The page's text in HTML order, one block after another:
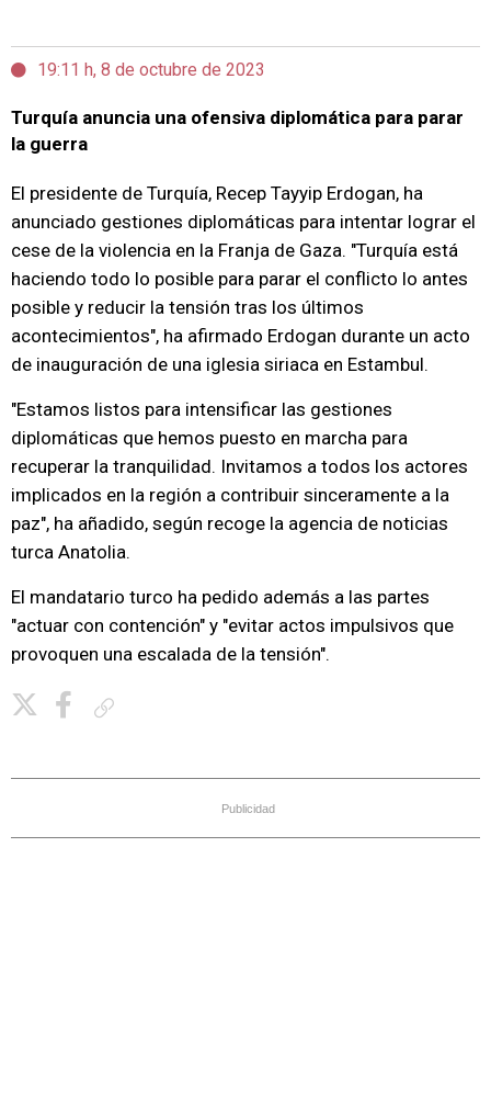
19:11 h, 8 de octubre de 2023
Turquía anuncia una ofensiva diplomática para parar
la guerra
El presidente de Turquía, Recep Tayyip Erdogan, ha
anunciado gestiones diplomáticas para intentar lograr el
cese de la violencia en la Franja de Gaza. "Turquía está
haciendo todo lo posible para parar el conflicto lo antes
posible y reducir la tensión tras los últimos
acontecimientos", ha afirmado Erdogan durante un acto
de inauguración de una iglesia siriaca en Estambul.
"Estamos listos para intensificar las gestiones
diplomáticas que hemos puesto en marcha para
recuperar la tranquilidad. Invitamos a todos los actores
implicados en la región a contribuir sinceramente a la
paz", ha añadido, según recoge la agencia de noticias
turca Anatolia.
El mandatario turco ha pedido además a las partes
"actuar con contención" y "evitar actos impulsivos que
provoquen una escalada de la tensión".
Publicidad